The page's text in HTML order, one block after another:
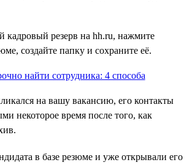
кадровый резерв на hh.ru, нажмите
создайте папку и сохраните её.
на вашу вакансию, его контакты
некоторое время после того, как
в базе резюме и уже открывали его